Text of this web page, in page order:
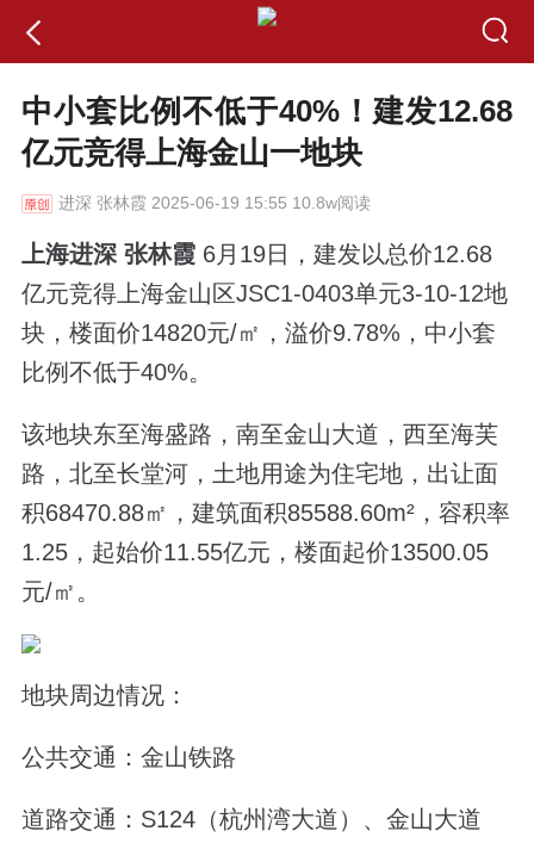
中小套比例不低于40%！建发12.68
亿元竞得上海金山一地块
进深 张林霞 2025-06-19 15:55 10.8w阅读
上海进深 张林霞 6月19日，建发以总价12.68
亿元竞得上海金山区JSC1-0403单元3-10-12地
块，楼面价14820元/㎡，溢价9.78%，中小套
比例不低于40%。
该地块东至海盛路，南至金山大道，西至海芙
路，北至长堂河，土地用途为住宅地，出让面
积68470.88㎡，建筑面积85588.60m²，容积率
1.25，起始价11.55亿元，楼面起价13500.05
元/㎡。
地块周边情况：
公共交通：金山铁路
道路交通：S124（杭州湾大道）、金山大道